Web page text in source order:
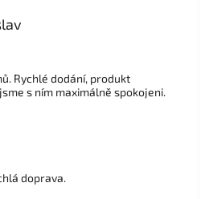
Rychlé dodání, produkt
s ním maximálně spokojeni.
doprava.